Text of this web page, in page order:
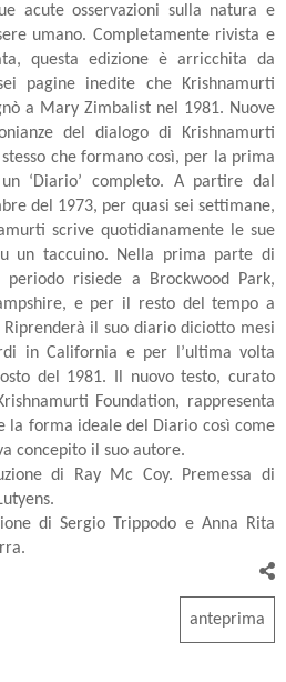
acute osservazioni sulla natura e
umano. Completamente rivista e
questa edizione è arricchita da
pagine inedite che Krishnamurti
a Mary Zimbalist nel 1981. Nuove
del dialogo di Krishnamurti
stesso che formano così, per la prima
‘Diario’ completo. A partire dal
del 1973, per quasi sei settimane,
scrive quotidianamente le sue
un taccuino. Nella prima parte di
periodo risiede a Brockwood Park,
e per il resto del tempo a
Riprenderà il suo diario diciotto mesi
in California e per l’ultima volta
del 1981. Il nuovo testo, curato
Foundation, rappresenta
la forma ideale del Diario così come
concepito il suo autore.
di Ray Mc Coy. Premessa di
di Sergio Trippodo e Anna Rita
anteprima